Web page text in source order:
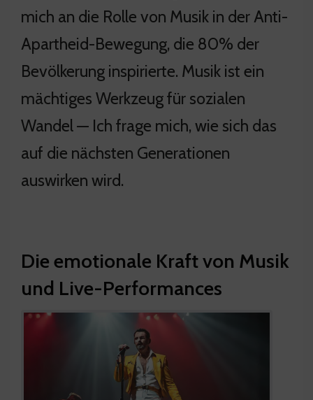
mich an die Rolle von Musik in der Anti-
Apartheid-Bewegung, die 80% der
Bevölkerung inspirierte. Musik ist ein
mächtiges Werkzeug für sozialen
Wandel — Ich frage mich, wie sich das
auf die nächsten Generationen
auswirken wird.
Die emotionale Kraft von Musik
und Live-Performances